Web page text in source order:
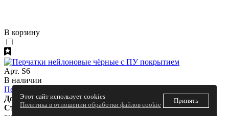
В корзину
Арт. S6
В наличии
Перчатки нейлоновые чёрные с ПУ покрытием
Доступные размеры: L
Стандарт: ГОСТ 12.4.252-2013 (Защита от минимальных
Этот сайт использует cookies
Политика в отношении обработки файлов cookie
Принять